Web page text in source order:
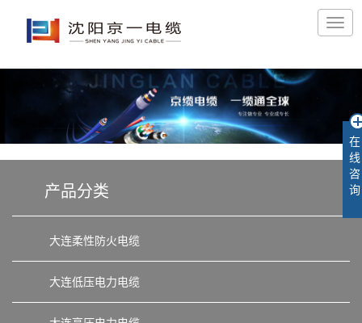
产品分类
大连柔性防火电缆
大连低压电力电缆
在
线
咨
询